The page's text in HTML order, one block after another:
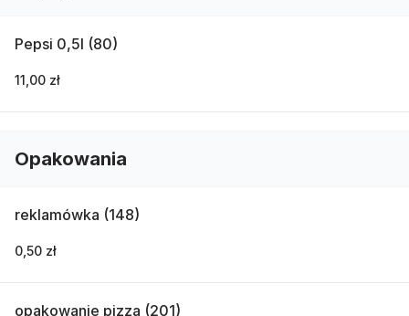
Pepsi 0,5l (80)
11,00 zł
Opakowania
reklamówka (148)
0,50 zł
opakowanie pizza (201)